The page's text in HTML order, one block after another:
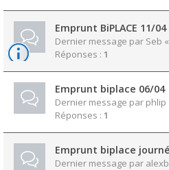
Emprunt BiPLACE 11/04
Dernier message par Seb «
Réponses : 1
Emprunt biplace 06/04
Dernier message par phlip
Réponses : 1
Emprunt biplace
Dernier message par